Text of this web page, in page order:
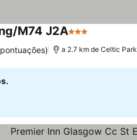
M74 J2A3 Estrelas
a 2.7 km de Celtic